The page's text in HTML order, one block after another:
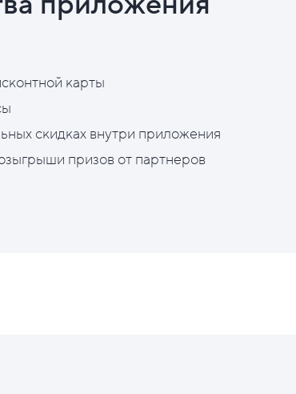
карты
скидках внутри приложения
призов от партнеров